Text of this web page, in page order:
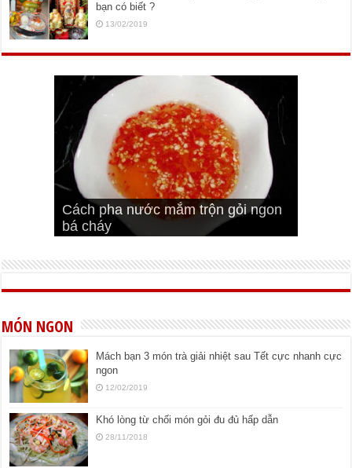
bạn có biết ?
13/02/2019
Cách pha nước mắm trộn gỏi ngon
bá cháy
Bí quyết để chiên đậu hũ giòn ngon
Cách ướp sườn non nướng ngon
đúng vị
Cách ướp thịt heo chiên ngon mềm
Bật mí cách ướp sườn cơm tấm
ngon
MÓN NGON
Mách bạn 3 món trà giải nhiệt sau Tết cực nhanh cực
ngon
12/02/2019
Khó lòng từ chối món gỏi đu đủ hấp dẫn
28/11/2018